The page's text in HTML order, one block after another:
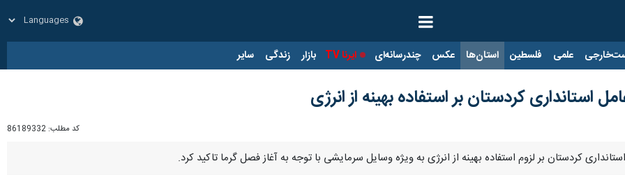
علمی فلسطین استان‌ها عکس چندرسانه‌ای ایرنا TV بازار زندگی سایر
استانداری کردستان بر استفاده بهینه از انرژی
کد مطلب: 86189332